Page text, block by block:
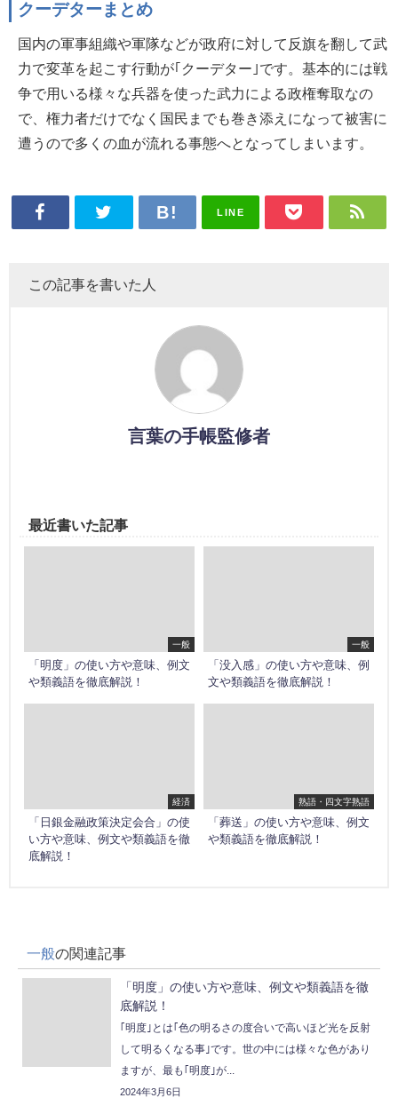
クーデターまとめ
国内の軍事組織や軍隊などが政府に対して反旗を翻して武
力で変革を起こす行動が｢クーデター｣です。基本的には戦
争で用いる様々な兵器を使った武力による政権奪取なの
で、権力者だけでなく国民までも巻き添えになって被害に
遭うので多くの血が流れる事態へとなってしまいます。
LINE
この記事を書いた人
言葉の手帳監修者
最近書いた記事
一般
「明度」の使い方や意味、例文
や類義語を徹底解説！
一般
「没入感」の使い方や意味、例
文や類義語を徹底解説！
経済
「日銀金融政策決定会合」の使
い方や意味、例文や類義語を徹
底解説！
熟語・四文字熟語
「葬送」の使い方や意味、例文
や類義語を徹底解説！
一般の関連記事
「明度」の使い方や意味、例文や類義語を徹
底解説！
｢明度｣とは｢色の明るさの度合いで高いほど光を反射
して明るくなる事｣です。世の中には様々な色があり
ますが、最も｢明度｣が...
2024年3月6日